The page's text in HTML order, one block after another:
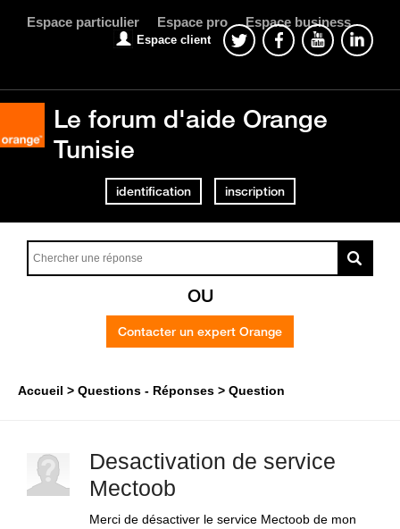
Espace particulier Espace pro Espace business
Espace client
Le forum d'aide Orange
Tunisie
identification inscription
OU
Contacter un expert Orange
Accueil Questions - Réponses Question
Desactivation de service
Mectoob
Merci de désactiver le service Mectoob de mon